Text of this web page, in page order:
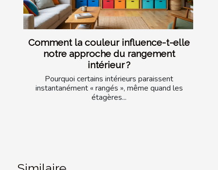
Comment la couleur influence-t-elle
notre approche du rangement
intérieur ?
Pourquoi certains intérieurs paraissent
instantanément « rangés », même quand les
étagères...